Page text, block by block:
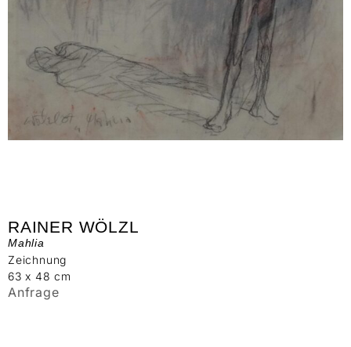
RAINER WÖLZL
Mahlia
Zeichnung
63 x 48 cm
Anfrage